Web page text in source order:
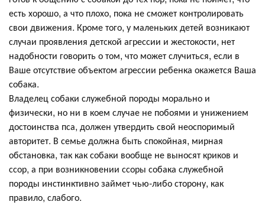
есть хорошо, а что плохо, пока не сможет контролировать
свои движения. Кроме того, у маленьких детей возникают
случаи проявления детской агрессии и жестокости, нет
надобности говорить о том, что может случиться, если в
Ваше отсутствие объектом агрессии ребенка окажется Ваша
собака.
Владелец собаки служебной породы морально и
физически, но ни в коем случае не побоями и унижением
достоинства пса, должен утвердить свой неоспоримый
авторитет. В семье должна быть спокойная, мирная
обстановка, так как собаки вообще не выносят криков и
ссор, а при возникновении ссоры собака служебной
породы инстинктивно займет чью-либо сторону, как
правило, слабого.